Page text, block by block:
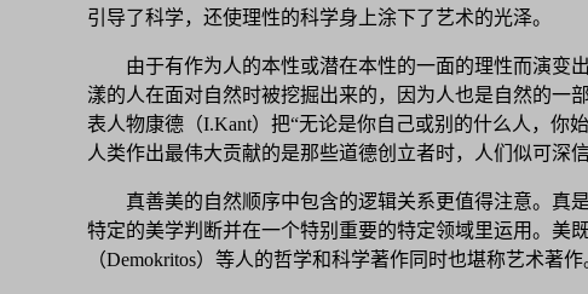
引导了科学，还使理性的科学身上涂下了艺术的光泽。
由于有作为人的本性或潜在本性的一面的理性而演变
漾的人在面对自然时被挖掘出来的，因为人也是自然的一
表人物康德（I.Kant）把“无论是你自己或别的什么人，你
人类作出最伟大贡献的是那些道德创立者时，人们似可深
真善美的自然顺序中包含的逻辑关系更值得注意。真
特定的美学判断并在一个特别重要的特定领域里运用。美
（Demokritos）等人的哲学和科学著作同时也堪称艺术著作